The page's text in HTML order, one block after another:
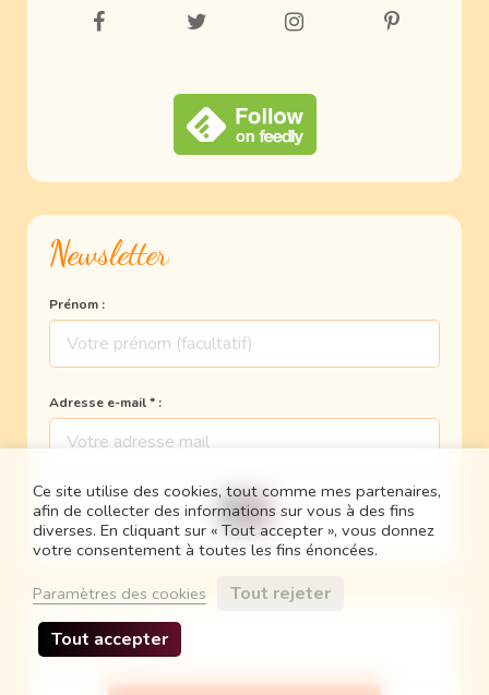
Newsletter
Prénom :
Adresse e-mail * :
Partenaires
Ce site utilise des cookies, tout comme mes partenaires,
afin de collecter des informations sur vous à des fins
diverses. En cliquant sur « Tout accepter », vous donnez
votre consentement à toutes les fins énoncées.
Paramètres des cookies
Tout rejeter
Tout accepter